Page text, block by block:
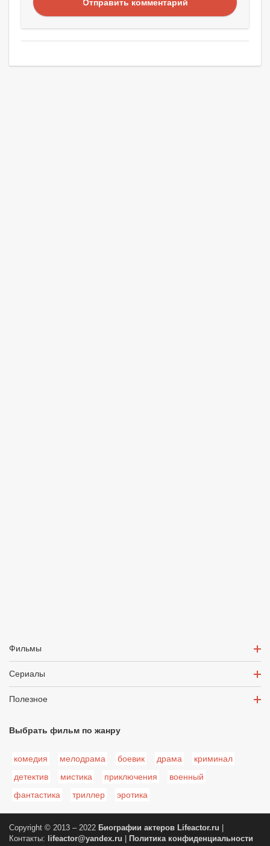
Отправить комментарий
Фильмы
Сериалы
Полезное
Выбрать фильм по жанру
комедия мелодрама боевик драма
криминал
детектив
мистика приключения
военный
фантастика
триллер эротика
Copyright © 2013 – 2022 Биографии актеров Lifeactor.ru
Контакты:
lifeactor@yandex.ru Политика конфиденциальности